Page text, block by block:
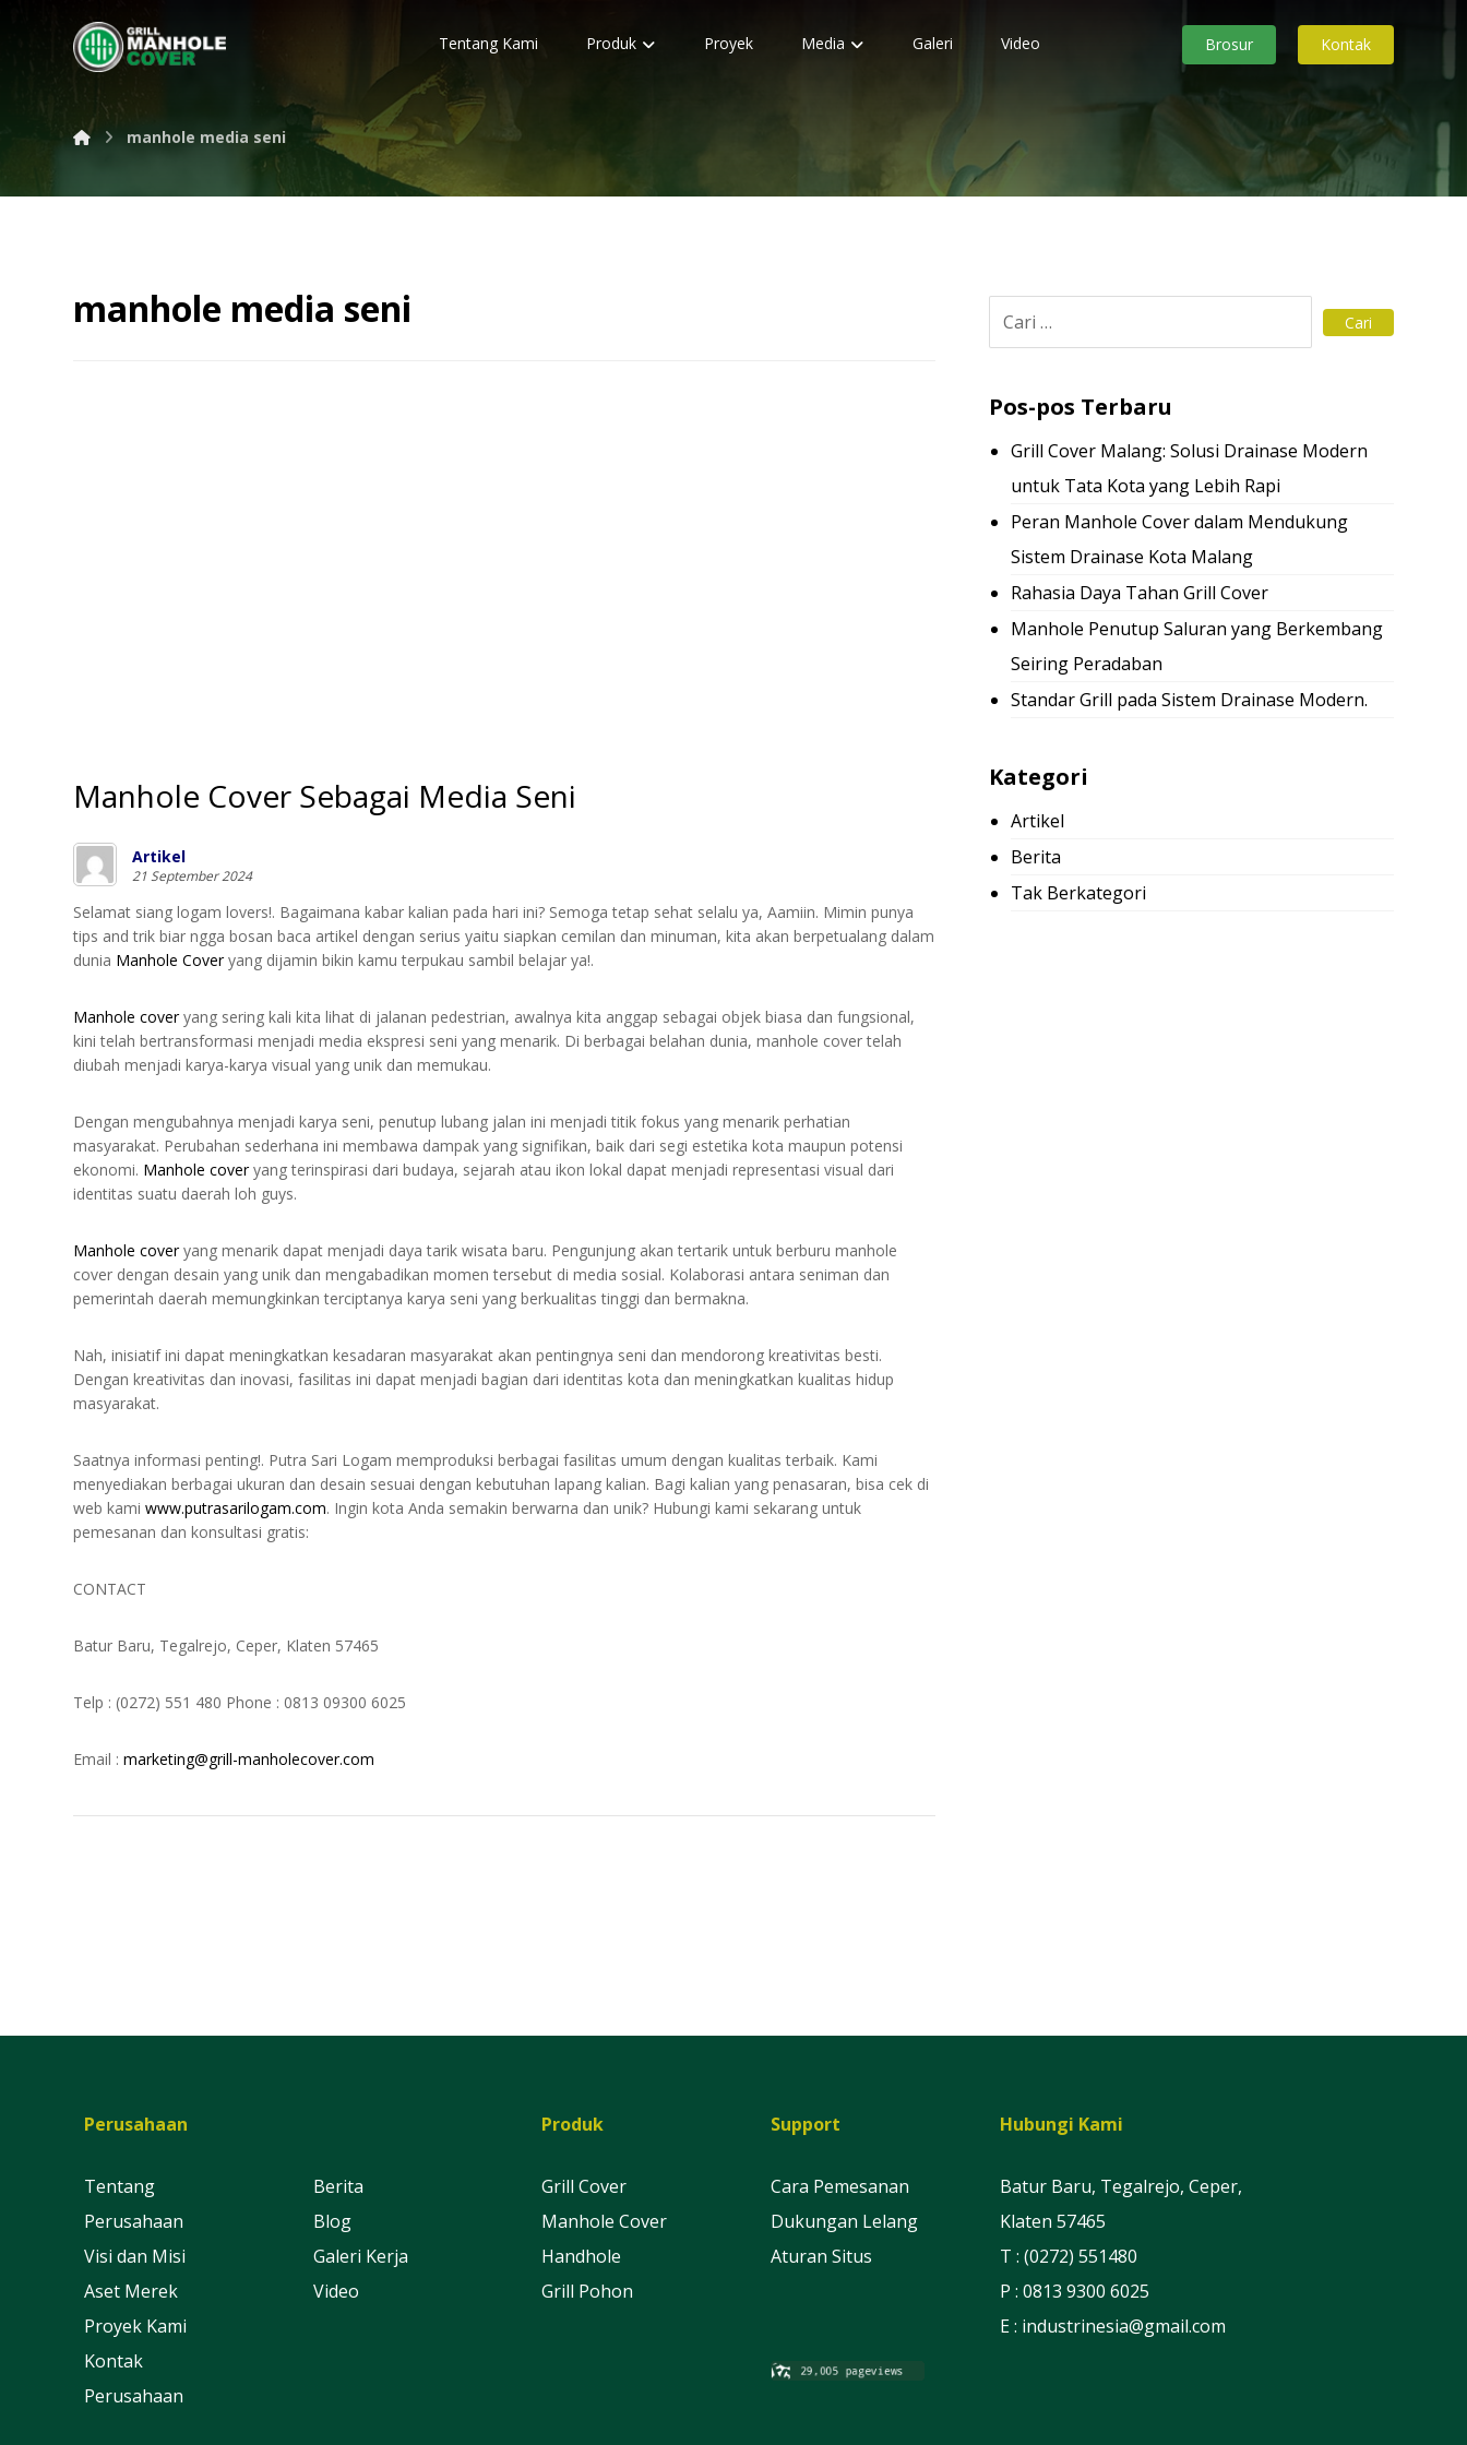
Tentang Kami Produk Proyek Media Galeri Video Kontak
Brosur
manhole media seni
manhole media seni
Manhole Cover Sebagai Media Seni
Artikel
21 September 2024
Selamat siang logam lovers!. Bagaimana kabar kalian pada hari ini? Semoga tetap sehat selalu ya, Aamiin. Mimin punya
tips and trik biar ngga bosan baca artikel dengan serius yaitu siapkan cemilan dan minuman, kita akan berpetualang dalam
dunia Manhole Coveryang dijamin bikin kamu terpukau sambil belajar ya!.
Manhole coveryang sering kali kita lihat di jalanan pedestrian, awalnya kita anggap sebagai objek biasa dan fungsional,
kini telah bertransformasi menjadi media ekspresi seni yang menarik. Di berbagai belahan dunia, manhole cover telah
diubah menjadi karya-karya visual yang unik dan memukau.
Dengan mengubahnya menjadi karya seni, penutup lubang jalan ini menjadi titik fokus yang menarik perhatian
masyarakat. Perubahan sederhana ini membawa dampak yang signifikan, baik dari segi estetika kota maupun potensi
ekonomi. Manhole coveryang terinspirasi dari budaya, sejarah atau ikon lokal dapat menjadi representasi visual dari
identitas suatu daerah loh guys.
Manhole coveryang menarik dapat menjadi daya tarik wisata baru. Pengunjung akan tertarik untuk berburu manhole
cover dengan desain yang unik dan mengabadikan momen tersebut di media sosial. Kolaborasi antara seniman dan
pemerintah daerah memungkinkan terciptanya karya seni yang berkualitas tinggi dan bermakna.
Nah, inisiatif ini dapat meningkatkan kesadaran masyarakat akan pentingnya seni dan mendorong kreativitas besti.
Dengan kreativitas dan inovasi, fasilitas ini dapat menjadi bagian dari identitas kota dan meningkatkan kualitas hidup
masyarakat.
Saatnya informasi penting!. Putra Sari Logam memproduksi berbagai fasilitas umum dengan kualitas terbaik. Kami
menyediakan berbagai ukuran dan desain sesuai dengan kebutuhan lapang kalian. Bagi kalian yang penasaran, bisa cek di
web kamiwww.putrasarilogam.com. Ingin kota Anda semakin berwarna dan unik? Hubungi kami sekarang untuk
pemesanan dan konsultasi gratis:
CONTACT
Batur Baru, Tegalrejo, Ceper, Klaten 57465
Telp : (0272) 551 480 Phone : 0813 09300 6025
Email :marketing@grill-manholecover.com
Pos-pos Terbaru
Grill Cover Malang: Solusi Drainase Modern
untuk Tata Kota yang Lebih Rapi
Peran Manhole Cover dalam Mendukung
Sistem Drainase Kota Malang
Rahasia Daya Tahan Grill Cover
Manhole Penutup Saluran yang Berkembang
Seiring Peradaban
Standar Grill pada Sistem Drainase Modern.
Kategori
Artikel
Berita
Tak Berkategori
Perusahaan
Tentang
Perusahaan
Visi dan Misi
Aset Merek
Proyek Kami
Kontak
Perusahaan
Berita
Blog
Galeri Kerja
Video
Produk
Grill Cover
Manhole Cover
Handhole
Grill Pohon
Support
Cara Pemesanan
Dukungan Lelang
Aturan Situs
Hubungi Kami
Batur Baru, Tegalrejo, Ceper,
Klaten 57465
T : (0272) 551480
P : 0813 9300 6025
E : industrinesia@gmail.com